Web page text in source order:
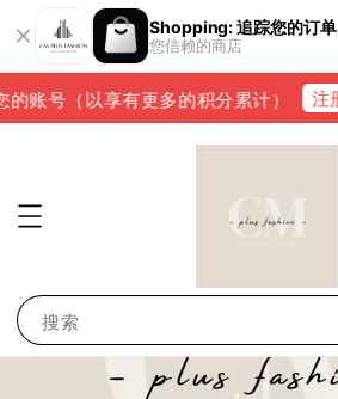
Shopping: 追踪您的订单
您信赖的商店
账号（以享有更多的积分累计） 注册
搜索